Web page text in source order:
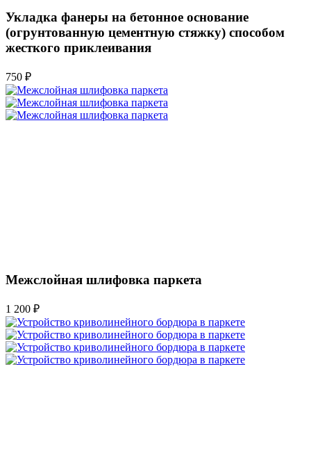
Укладка фанеры на бетонное основание
(огрунтованную цементную стяжку) способом
жесткого приклеивания
750 ₽
Межслойная шлифовка паркета
1 200 ₽